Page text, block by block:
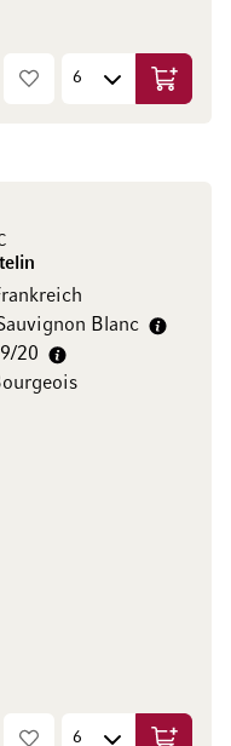
In den
Blanc
20